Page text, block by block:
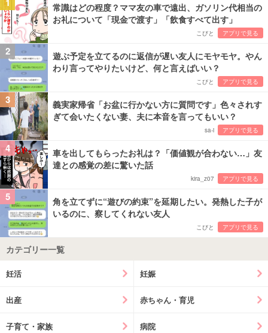
常識はどの程度？ママ友の車で遠出、ガソリン代相当の
お礼について「現金で渡す」「飲食すべて出す」
こびと アプリで見る
2
遊ぶ予定を立てるのに返信が遅い友人にモヤモヤ。やん
わり言ってやりたいけど、何と言えばいい？
こびと アプリで見る
3
義実家帰省「お盆に行かない方に質問です」色々されす
ぎて会いたくない妻、夫に本音を言ってもいい？
sa-i アプリで見る
4
車を出してもらったお礼は？「価値観が合わない…」友
達との感覚の差に驚いた話
kira_z07 アプリで見る
5
角を立てずに“遊びの約束”を延期したい。発熱した子が
いるのに、察してくれない友人
こびと アプリで見る
カテゴリー一覧
妊活 妊娠
出産 赤ちゃん・育児
子育て・家族 病院